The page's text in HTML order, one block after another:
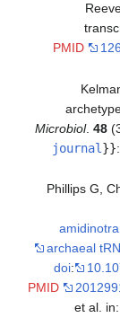
PMID
Microbiol.48
journal }}:
Phillips G,
archaeal
doi:
PMID
et al. in: